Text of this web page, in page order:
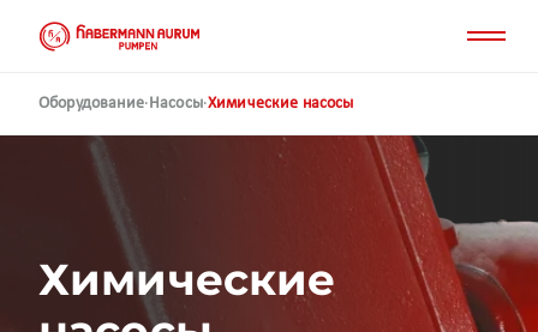
основному
Оборудование·Насосы·Химические насосы
Химические